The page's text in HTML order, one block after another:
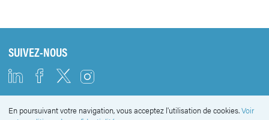
SUIVEZ-NOUS
En poursuivant votre navigation, vous acceptez l'utilisation de cookies.Voir